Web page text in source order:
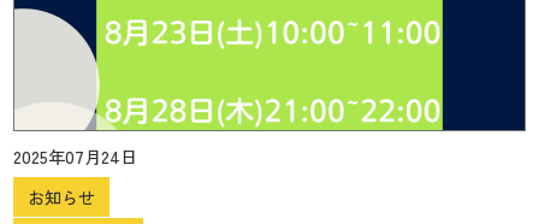
2025年07月24日
お知らせ